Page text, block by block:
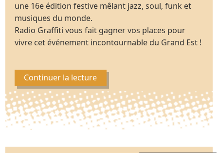
une 16e édition festive mêlant jazz, soul, funk et
musiques du monde.
Radio Graffiti vous fait gagner vos places pour
vivre cet événement incontournable du Grand Est !
Continuer la lecture